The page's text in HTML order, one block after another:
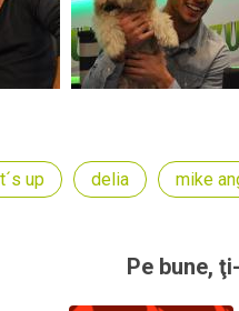
up delia mike
Pe bune,